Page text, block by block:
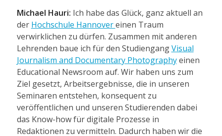
Michael Hauri: Ich habe das Glück, ganz aktuell an
der Hochschule Hannovereinen Traum
verwirklichen zu dürfen. Zusammen mit anderen
Lehrenden baue ich für den StudiengangVisual
Journalism and Documentary Photographyeinen
Educational Newsroom auf. Wir haben uns zum
Ziel gesetzt, Arbeitsergebnisse, die in unseren
Seminaren entstehen, konsequent zu
veröffentlichen und unseren Studierenden dabei
das Know-how für digitale Prozesse in
Redaktionen zu vermitteln. Dadurch haben wir die